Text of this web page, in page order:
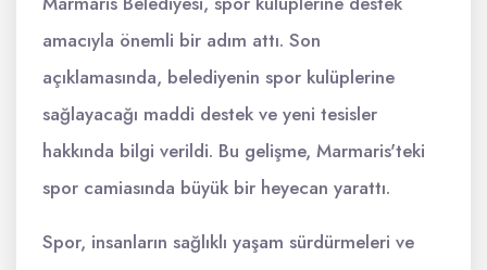
amacıyla önemli bir adım attı. Son
açıklamasında, belediyenin spor kulüplerine
sağlayacağı maddi destek ve yeni tesisler
hakkında bilgi verildi. Bu gelişme, Marmaris'teki
spor camiasında büyük bir heyecan yarattı.
Spor, insanların sağlıklı yaşam sürdürmeleri ve